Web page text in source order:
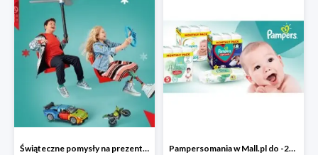
Świąteczne pomysły na prezenty od LEGO w Mall.pl do -20% Pampersomania w Mall.pl do -25%